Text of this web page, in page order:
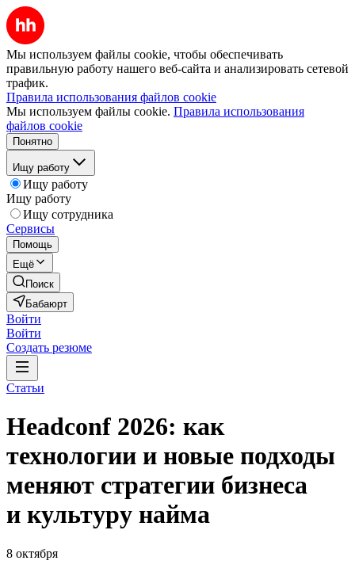
Мы используем файлы cookie, чтобы обеспечивать
правильную работу нашего веб-сайта и анализировать сетевой
трафик.
Правила использования файлов cookie
Мы используем файлы cookie. Правила использования
файлов cookie
Понятно
Ищу работу
Ищу работу
Ищу работу
Ищу сотрудника
Сервисы
Помощь
Ещё
Поиск
Бабаюрт
Войти
Войти
Создать резюме
Статьи
Headсonf 2026: как
технологии и новые подходы
меняют стратегии бизнеса
и культуру найма
8 октября